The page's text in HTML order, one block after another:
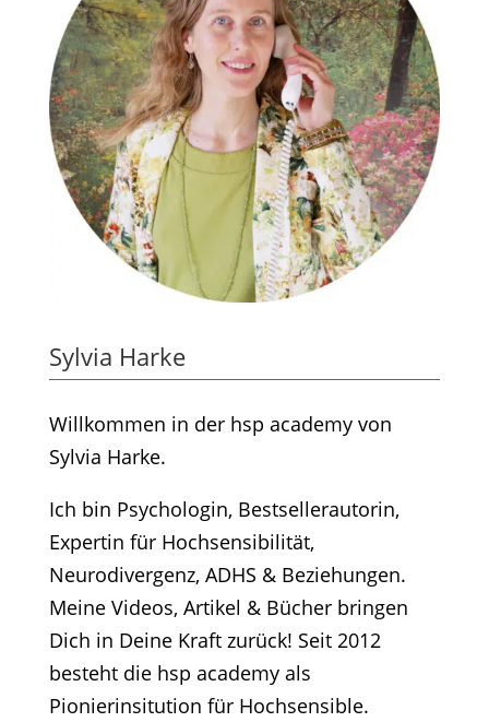
Sylvia Harke
Willkommen in der hsp academy von
Sylvia Harke.
Ich bin Psychologin, Bestsellerautorin,
Expertin für Hochsensibilität,
Neurodivergenz, ADHS & Beziehungen.
Meine Videos, Artikel & Bücher bringen
Dich in Deine Kraft zurück! Seit 2012
besteht die hsp academy als
Pionierinsitution für Hochsensible.